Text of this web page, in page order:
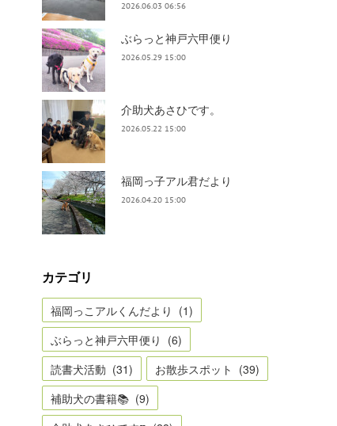
2026.06.03 06:56
ぶらっと神戸六甲便り
2026.05.29 15:00
介助犬あさひです。
2026.05.22 15:00
福岡っ子アル君だより
2026.04.20 15:00
カテゴリ
福岡っこアルくんだより (1)
ぶらっと神戸六甲便り (6)
読書犬活動 (31) お散歩スポット (39)
補助犬の書籍📚 (9)